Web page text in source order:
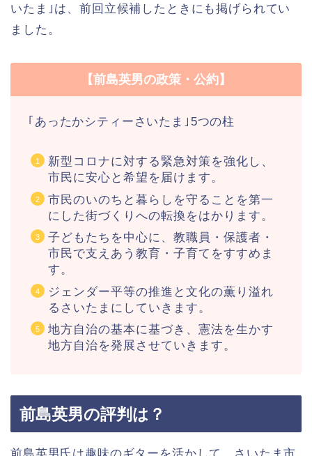
いたま｣は、前回立候補したときにも掲げられてい
ました。
【前島英男の政策・公約】
｢あったかシティーさいたま｣5つの柱
新型コロナに対する緊急対策を強化し、
市民に安心と希望を届けます。
市民のいのちと暮らしを守ることを第一
にした街づくりへの転換をはかります。
子どもたちを中心に、教職員・保護者・
市民で支えあう教育・子育てをすすめま
す。
ジェンダー平等の推進と文化の薫り溢れ
るさいたまにしていきます。
地方自治の基本に基づき、憲法を生かす
地方自治を発展させていきます。
前島英男の評判は？